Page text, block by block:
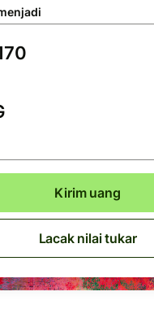
Kirim uang
Lacak nilai tukar